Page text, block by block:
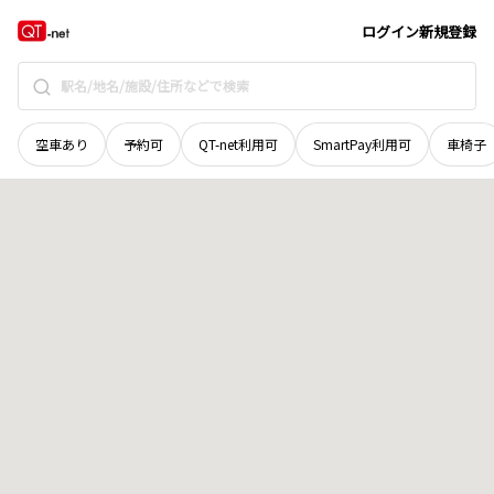
ログイン新規登録
空車あり 予約可 QT-net利用可 SmartPay利用可 車椅子
長野県